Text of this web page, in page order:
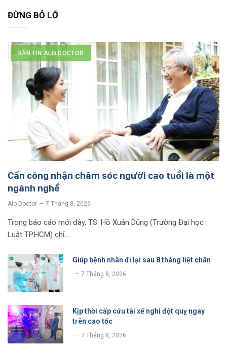
ĐỪNG BỎ LỠ
BẢN TIN ALO DOCTOR
Cần công nhận chăm sóc người cao tuổi là một
ngành nghề
Alo Doctor 7 Tháng 8, 2026
Trong báo cáo mới đây, TS. Hồ Xuân Dũng (Trường Đại học
Luật TP.HCM) chỉ…
Giúp bệnh nhân đi lại sau 8 tháng liệt chân
7 Tháng 8, 2026
Kịp thời cấp cứu tài xế nghi đột quỵ ngay
trên cao tốc
7 Tháng 8, 2026